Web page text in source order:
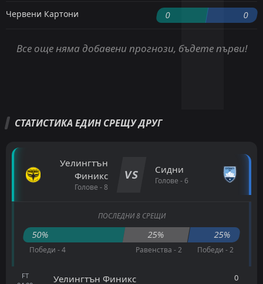
Червени Картони 0 0
Все още няма добавени прогнози, бъдете първи!
СТАТИСТИКА ЕДИН СРЕЩУ ДРУГ
Уелингтън
Финикс
Голове - 8
VS Сидни
Голове - 6
ПОСЛЕДНИ 8 СРЕЩИ
50% 25% 25%
Победи - 4 Равенства - 2 Победи - 2
FT
Уелингтън Финикс
0